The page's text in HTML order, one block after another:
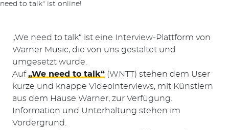
need to talk“ ist online!
„We need to talk“ ist eine Interview-Plattform von
Warner Music, die von uns gestaltet und
umgesetzt wurde.
Auf„We need to talk“ (WNTT) stehen dem User
kurze und knappe Videointerviews, mit Künstlern
aus dem Hause Warner, zur Verfügung.
Information und Unterhaltung stehen im
Vordergrund.